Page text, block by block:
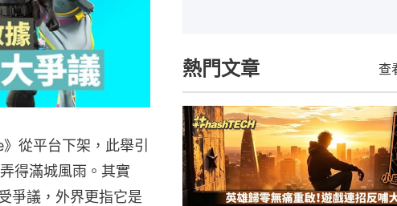
從平台下架，此舉引
得滿城風雨。其實
爭議，外界更指它是
熱門文章 查